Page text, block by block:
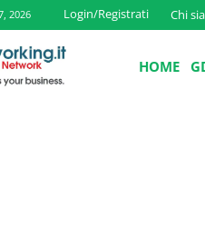
2026 Login/Registrati Chi
HOME